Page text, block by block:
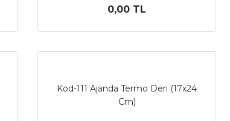
0,00 TL
Kod-111 Ajanda Termo Deri (17x24
Cm)